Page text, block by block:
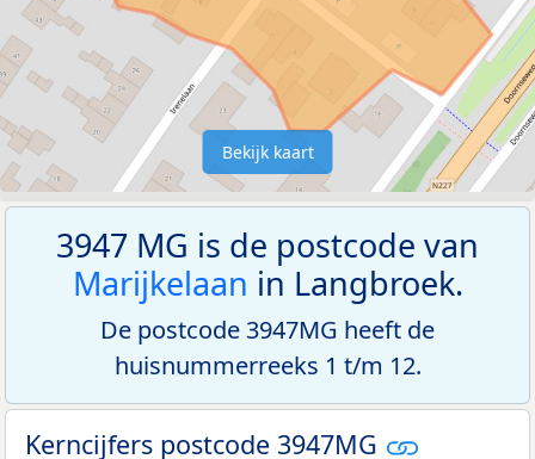
Bekijk kaart
3947 MG is de postcode van
Marijkelaan in Langbroek.
De postcode 3947MG heeft de
huisnummerreeks 1 t/m 12.
Kerncijfers postcode 3947MG